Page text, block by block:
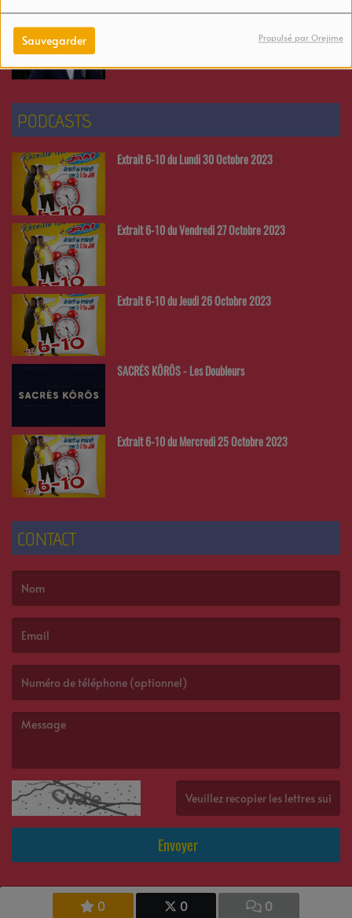
Sauvegarder Propulsé par Orejime
0 0 0
PODCASTS
Extrait 6-10 du Lundi 30 Octobre 2023
Extrait 6-10 du Vendredi 27 Octobre 2023
Extrait 6-10 du Jeudi 26 Octobre 2023
SACRÉS KÔRÔS - Les Doubleurs
Extrait 6-10 du Mercredi 25 Octobre 2023
CONTACT
Envoyer
Société Radio JAM (SRJ) Politique de confidentialité